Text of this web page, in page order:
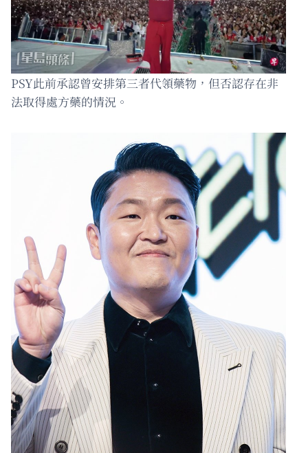
PSY此前承認曾安排第三者代領藥物，但否認存在非
法取得處方藥的情況。